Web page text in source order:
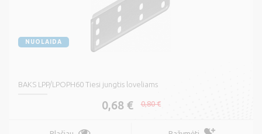
NUOLAIDA
BAKS LPP/LPOPH60 Tiesi jungtis loveliams
0,68 € 0,80 €